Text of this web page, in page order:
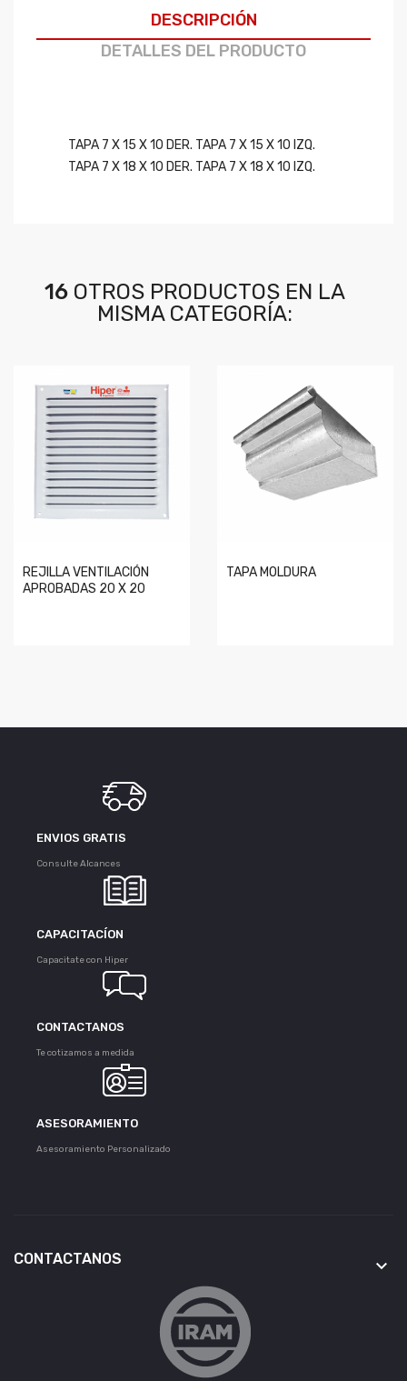
DESCRIPCIÓN
DETALLES DEL PRODUCTO
TAPA 7 X 15 X 10 DER. TAPA 7 X 15 X 10 IZQ.
TAPA 7 X 18 X 10 DER. TAPA 7 X 18 X 10 IZQ.
16OTROS PRODUCTOS EN LA
MISMA CATEGORÍA:
REJILLA VENTILACIÓN
APROBADAS 20 X 20
TAPA MOLDURA
ENVIOS GRATIS
Consulte Alcances
CAPACITACÍON
Capacitate con Hiper
CONTACTANOS
Te cotizamos a medida
ASESORAMIENTO
Asesoramiento Personalizado
CONTACTANOS keyboard_arrow_down